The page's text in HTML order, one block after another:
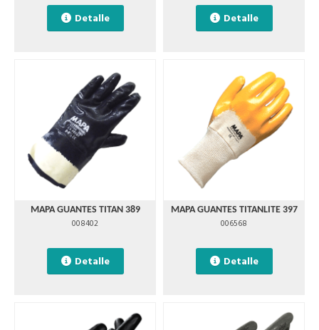
Detalle Detalle
MAPA GUANTES TITAN 389
008402
Detalle
MAPA GUANTES TITANLITE 397
006568
Detalle